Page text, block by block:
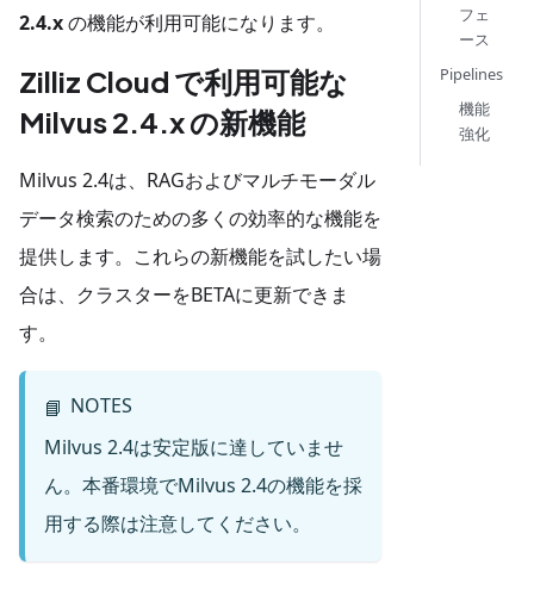
2.4.xの機能が利用可能になります。
Zilliz Cloud で利用可能な
Milvus 2.4.x の新機能
Milvus 2.4は、RAGおよびマルチモーダル
データ検索のための多くの効率的な機能を
提供します。これらの新機能を試したい場
合は、クラスターをBETAに更新できま
す。
📘 NOTES
Milvus 2.4は安定版に達していませ
ん。本番環境でMilvus 2.4の機能を採
用する際は注意してください。
フェ
ース
Pipelines
機能
強化